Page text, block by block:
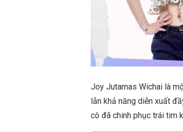
Joy Jutamas Wichai là
lẫn khả năng diễn xuất
cô đã chinh phục trái tim